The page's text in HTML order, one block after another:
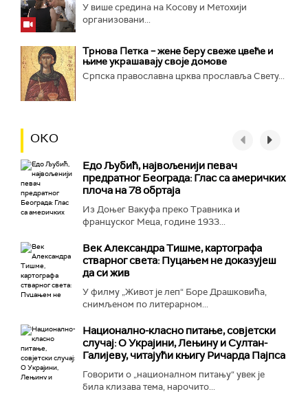
У више средина на Косову и Метохији
организовани...
Трнова Петка – жене беру свеже цвеће и
њиме украшавају своје домове
Српска православна црква прославља Свету...
ОКО
Едо Љубић, највољенији певач
предратног Београда: Глас са америчких
плоча на 78 обртаја
Из Доњег Вакуфа преко Травника и
француског Меца, године 1933...
Век Александра Тишме, картографа
стварног света: Пуцањем не доказујеш
да си жив
У филму „Живот је леп“ Боре Драшковића,
снимљеном по литерарном...
Национално-класнo питање, совјетски
случај: О Украјини, Лењину и Султан-
Галијеву, читајући књигу Ричарда Пајпса
Говорити о „националном питању“ увек је
била клизава тема, нарочито...